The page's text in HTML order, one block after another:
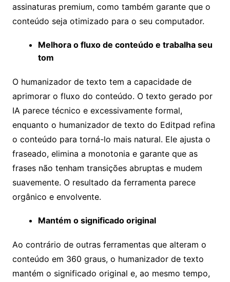
assinaturas premium, como também garante que o
conteúdo seja otimizado para o seu computador.
Melhora o fluxo de conteúdo e trabalha seu
tom
O humanizador de texto tem a capacidade de
aprimorar o fluxo do conteúdo. O texto gerado por
IA parece técnico e excessivamente formal,
enquanto o humanizador de texto do Editpad refina
o conteúdo para torná-lo mais natural. Ele ajusta o
fraseado, elimina a monotonia e garante que as
frases não tenham transições abruptas e mudem
suavemente. O resultado da ferramenta parece
orgânico e envolvente.
Mantém o significado original
Ao contrário de outras ferramentas que alteram o
conteúdo em 360 graus, o humanizador de texto
mantém o significado original e, ao mesmo tempo,